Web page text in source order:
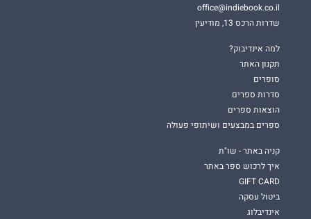
office@indiebook.co.il
שדרות הרכס 13, מודיעין
למה אינדיבוק?
תקנון האתר
סופרים
סדרות ספרים
הוצאות ספרים
ספרים במבצעים ושיתופי פעולה
קניה באתר - שו"ת
איך לרכוש ספר באתר
GIFT CARD
ביטול עסקה
אינדיבלוג